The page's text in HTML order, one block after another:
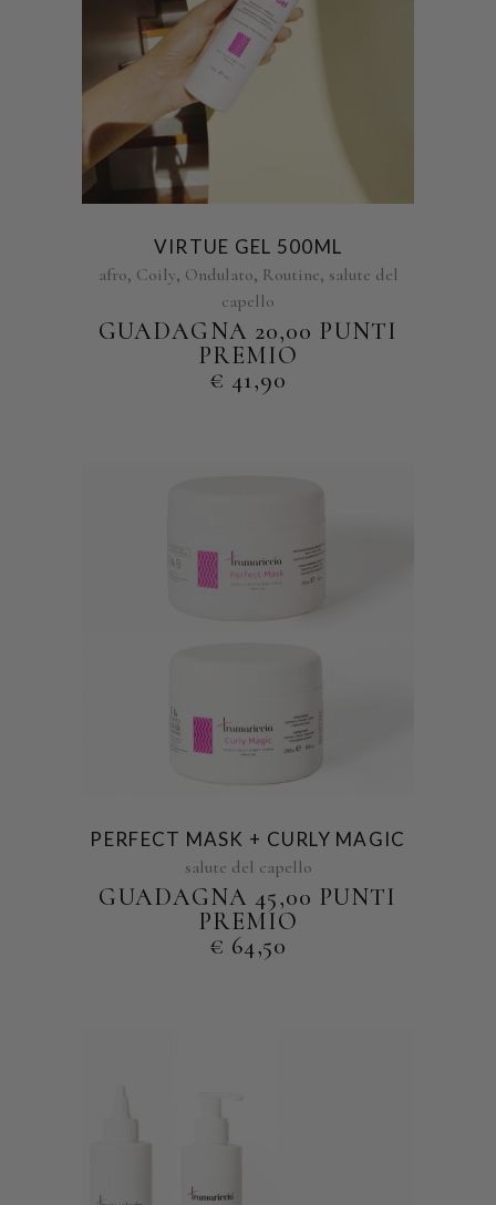
VIRTUE GEL 500ML
afro, Coily, Ondulato, Routine, salute del
capello
GUADAGNA 20,00 PUNTI
PREMIO
€ 41,90
PERFECT MASK + CURLY MAGIC
salute del capello
GUADAGNA 45,00 PUNTI
PREMIO
€ 64,50